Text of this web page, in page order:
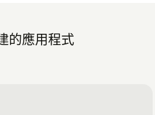
的應用程式